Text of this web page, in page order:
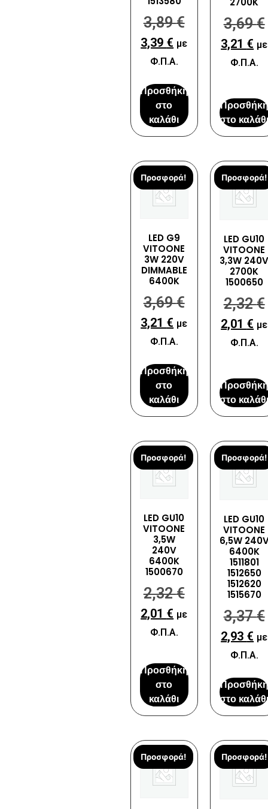
3,89€
3,39 € με
Φ.Π.Α.
Προσθήκη
στο
καλάθι
3,69€
3,21 € με
Φ.Π.Α.
Προσθήκη
στο
Προσφορά!
LED G9
VITOONE
3W 220V
DIMMABLE
6400K
3,69€
3,21 € με
Φ.Π.Α.
Προσθήκη
στο
καλάθι
Προσφορά!
LED GU10
VITOONE
3,3W
2700K
1500650
2,32€
2,01 € με
Φ.Π.Α.
Προσθήκη
στο
Προσφορά!
LED GU10
VITOONE
3,5W
240V
6400K
1500670
2,32€
2,01 € με
Φ.Π.Α.
Προσθήκη
στο
καλάθι
Προσφορά!
LED GU10
VITOONE
6,5W
6400K
1511801
1512650
1512620
1515670
3,37€
2,93 € με
Φ.Π.Α.
Προσθήκη
στο
Προσφορά! Προσφορά!